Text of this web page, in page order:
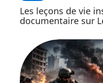
Les leçons de vie
documentaire sur